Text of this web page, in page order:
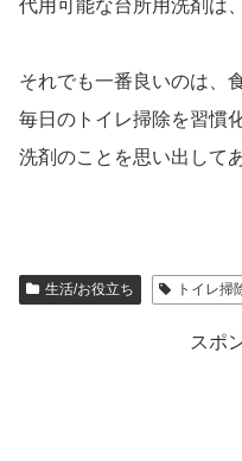
代用可能な台所用洗剤は
それでも一番良いのは、
毎日のトイレ掃除を習慣
洗剤のことを思い出して
生活/お役立ち トイレ掃
スポ